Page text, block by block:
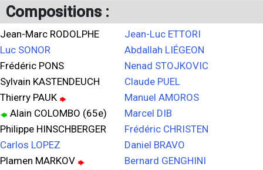
Compositions :
Jean-Marc RODOLPHE
Luc SONOR
Frédéric PONS
Sylvain KASTENDEUCH
Thierry PAUK
Alain COLOMBO (65e)
Philippe HINSCHBERGER
Carlos LOPEZ
Plamen MARKOV
Jean-Luc ETTORI
Abdallah LIÉGEON
Nenad STOJKOVIC
Claude PUEL
Manuel AMOROS
Marcel DIB
Frédéric CHRISTEN
Daniel BRAVO
Bernard GENGHINI